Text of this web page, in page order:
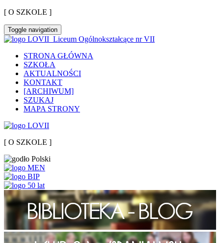
[ O SZKOLE ]
Toggle navigation
Liceum Ogólnokształcące nr VII
STRONA GŁÓWNA
SZKOŁA
AKTUALNOŚCI
KONTAKT
[ARCHIWUM]
SZUKAJ
MAPA STRONY
[ O SZKOLE ]